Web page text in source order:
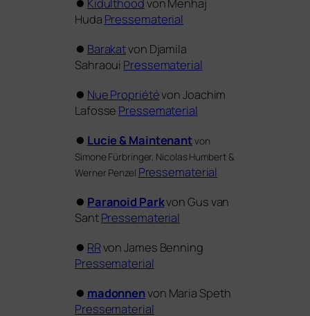
⏺ KidulthoodvonMenhaj
Huda Pressematerial
⏺ Barakatvon Djamila
Sahraoui Pressematerial
⏺ Nue Propriétévon Joachim
Lafosse Pressematerial
⏺ Lucie &Maintenantvon
Simone Fürbringer, Nicolas Humbert &
Werner Penzel Pressematerial
⏺ Paranoid Parkvon Gus van
SantPressematerial
⏺ RRvon James Benning
Pressematerial
⏺ madon­nenvon Maria Speth
Pressematerial